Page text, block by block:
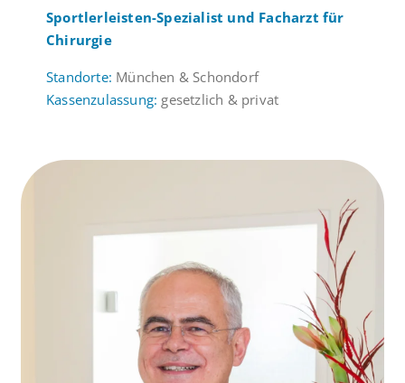
Sportlerleisten-Spezialist und Facharzt für
Chirurgie
Standorte: München & Schondorf
Kassenzulassung: gesetzlich & privat